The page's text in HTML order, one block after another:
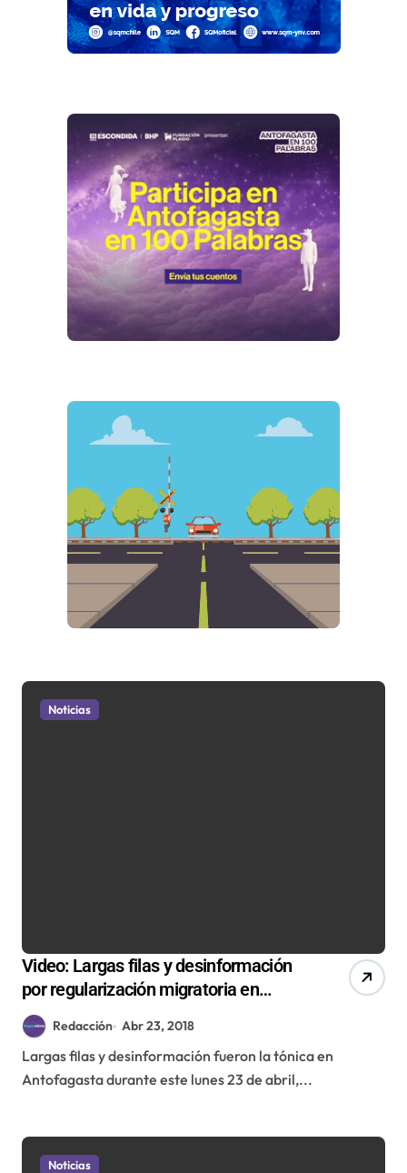
Noticias
Video: Largas filas y desinformación
por regularización migratoria en
Antofagasta
Redacción Abr 23, 2018
Largas filas y desinformación fueron la tónica en
Antofagasta durante este lunes 23 de abril,...
Noticias